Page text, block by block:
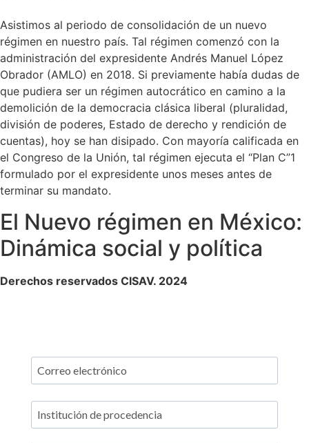
Asistimos al periodo de consolidación de un nuevo
régimen en nuestro país. Tal régimen comenzó con la
administración del expresidente Andrés Manuel López
Obrador (AMLO) en 2018. Si previamente había dudas de
que pudiera ser un régimen autocrático en camino a la
demolición de la democracia clásica liberal (pluralidad,
división de poderes, Estado de derecho y rendición de
cuentas), hoy se han disipado. Con mayoría calificada en
el Congreso de la Unión, tal régimen ejecuta el “Plan C”1
formulado por el expresidente unos meses antes de
terminar su mandato.
El Nuevo régimen en México:
Dinámica social y política
Derechos reservados CISAV. 2024